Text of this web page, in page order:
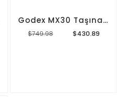
Godex MX30 Taşınabilir Barkod Yazıcı
$430.89
$749.98